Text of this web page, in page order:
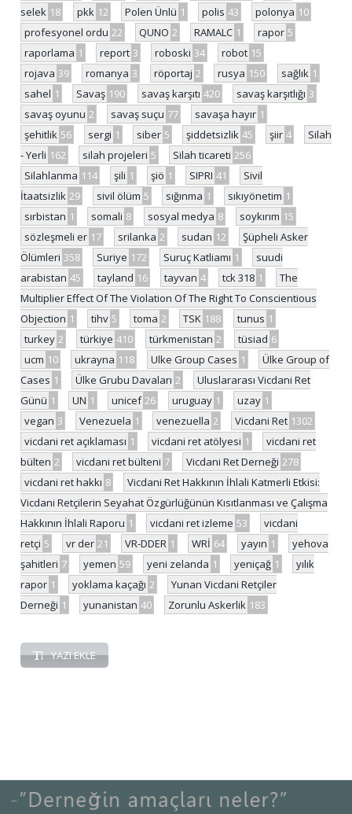
selek 18 pkk 12 Polen Ünlü 1 polis 43 polonya 10
profesyonel ordu 22 QUNO 2 RAMALC 1 rapor 5
raporlama 1 report 3 roboski 34 robot 15
rojava 39 romanya 3 röportaj 2 rusya 150 sağlık 1
sahel 1 Savaş 190 savaş karşıtı 420 savaş karşıtlığı 3
savaş oyunu 2 savaş suçu 77 savaşa hayır 1
şehitlik 56 sergi 1 siber 5 şiddetsizlik 45 şiir 4
Silah
- Yerli 162 silah projeleri 5 Silah ticareti 256
Silahlanma 114 şili 1 şiö 1 SIPRI 41
Sivil
İtaatsizlik 29 sivil ölüm 5 sığınma 1 sıkıyönetim 1
sırbistan 1 somali 8 sosyal medya 8 soykırım 15
sözleşmeli er 17 srilanka 2 sudan 12
Şüpheli Asker
Ölümleri 358 Suriye 172 Suruç Katliamı 1
suudi
arabistan 45 tayland 16 tayvan 4 tck 318 1
The
Multiplier Effect Of The Violation Of The Right To Conscientious
Objection 1 tihv 5 toma 2 TSK 188 tunus 1
turkey 2 türkiye 410 türkmenistan 2 tüsiad 6
ucm 10 ukrayna 118 Ulke Group Cases 1
Ülke Group of
Cases 1 Ülke Grubu Davaları 2
Uluslararası Vicdani Ret
Günü 1 UN 1 unicef 26 uruguay 1 uzay 1
vegan 3 Venezuela 1 venezuella 2 Vicdani Ret 1302
vicdani ret açıklaması 1 vicdani ret atölyesi 1
vicdani ret
bülten 2 vicdani ret bülteni 7 Vicdani Ret Derneği 278
vicdani ret hakkı 8
Vicdani Ret Hakkının İhlali Katmerli Etkisi:
Vicdani Retçilerin Seyahat Özgürlüğünün Kısıtlanması ve Çalışma
Hakkının İhlali Raporu 1 vicdani ret izleme 53
vicdani
retçi 5 vr der 21 VR-DDER 1 WRİ 64 yayın 1
yehova
şahitleri 7 yemen 59 yeni zelanda 1 yeniçağ 1
yılık
rapor 1 yoklama kaçağı 2
Yunan Vicdani Retçiler
Derneği 1 yunanistan 40 Zorunlu Askerlik 183
YAZI EKLE